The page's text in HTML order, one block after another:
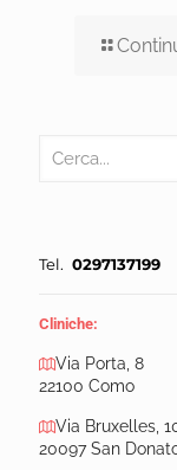
Tel. 0297137199
Cliniche:
Via Porta, 8
22100 Como
Via Bruxelles,
20097 San